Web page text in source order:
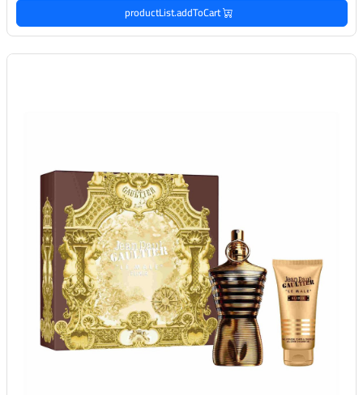
productList.addToCart